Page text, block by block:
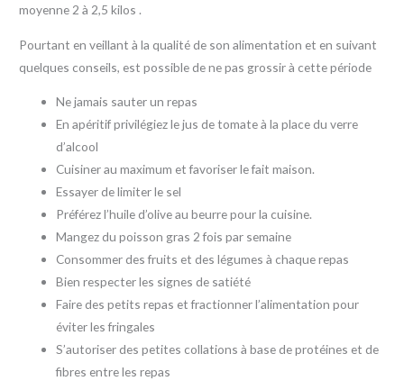
moyenne 2 à 2,5 kilos .
Pourtant en veillant à la qualité de son alimentation et en suivant
quelques conseils, est possible de ne pas grossir à cette période
Ne jamais sauter un repas
En apéritif privilégiez le jus de tomate à la place du verre
d’alcool
Cuisiner au maximum et favoriser le fait maison.
Essayer de limiter le sel
Préférez l’huile d’olive au beurre pour la cuisine.
Mangez du poisson gras 2 fois par semaine
Consommer des fruits et des légumes à chaque repas
Bien respecter les signes de satiété
Faire des petits repas et fractionner l’alimentation pour
éviter les fringales
S’autoriser des petites collations à base de protéines et de
fibres entre les repas